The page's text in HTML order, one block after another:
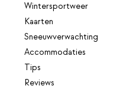
Wintersportweer
Kaarten
Sneeuwverwachting
Accommodaties
Tips
Reviews